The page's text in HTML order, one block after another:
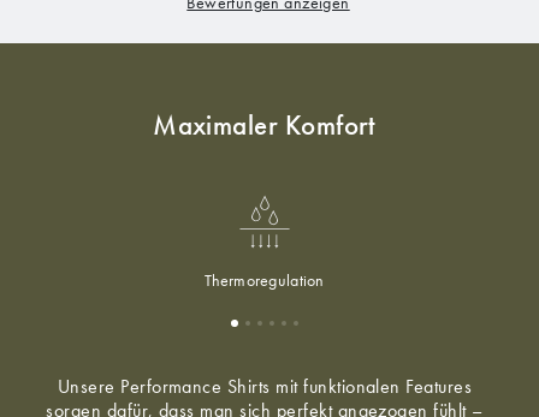
Maximaler Komfort
Thermoregulation
Unsere Performance Shirts mit funktionalen Features
sorgen dafür, dass man sich perfekt angezogen fühlt –